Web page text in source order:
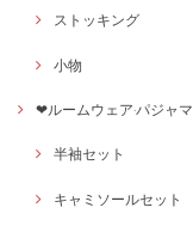
ストッキング
小物
❤ルームウェア·パジャマ
半袖セット
キャミソールセット